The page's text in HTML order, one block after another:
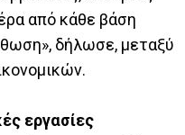
από κάθε βάση
δήλωσε, μεταξύ
εργασίες